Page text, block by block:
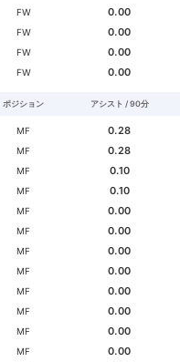
FW
0.00
FW
0.00
FW
0.00
FW 0.00
ポジション アシスト / 90分
MF
0.28
MF
0.28
MF
0.10
MF
0.10
MF
0.00
MF
0.00
MF
0.00
MF
0.00
MF
0.00
MF
0.00
MF
0.00
MF
0.00